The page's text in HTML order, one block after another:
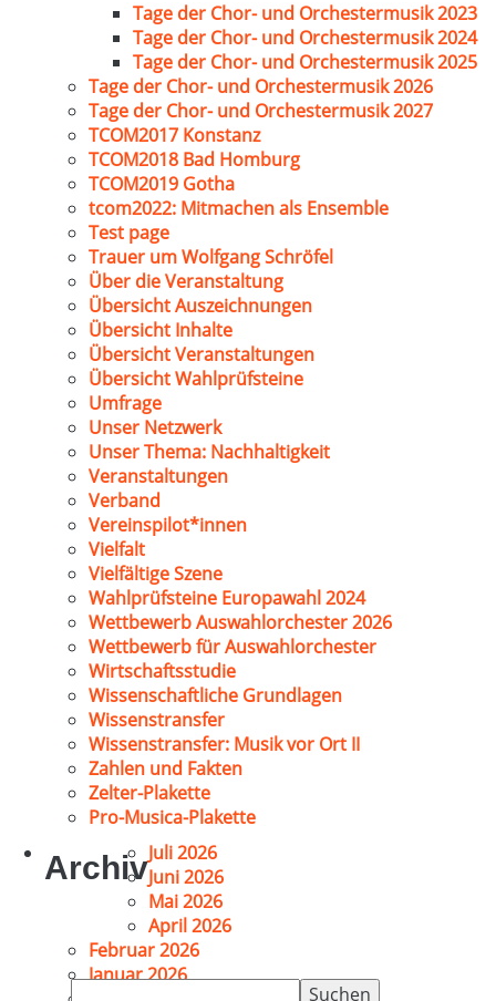
Tage der Chor- und Orchestermusik 2023
Tage der Chor- und Orchestermusik 2024
Tage der Chor- und Orchestermusik 2025
Tage der Chor- und Orchestermusik 2026
Tage der Chor- und Orchestermusik 2027
TCOM2017 Konstanz
TCOM2018 Bad Homburg
TCOM2019 Gotha
tcom2022: Mitmachen als Ensemble
Test page
Trauer um Wolfgang Schröfel
Über die Veranstaltung
Übersicht Auszeichnungen
Übersicht Inhalte
Übersicht Veranstaltungen
Übersicht Wahlprüfsteine
Umfrage
Unser Netzwerk
Unser Thema: Nachhaltigkeit
Veranstaltungen
Verband
Vereinspilot*innen
Vielfalt
Vielfältige Szene
Wahlprüfsteine Europawahl 2024
Wettbewerb Auswahlorchester 2026
Wettbewerb für Auswahlorchester
Wirtschaftsstudie
Wissenschaftliche Grundlagen
Wissenstransfer
Wissenstransfer: Musik vor Ort II
Zahlen und Fakten
Zelter-Plakette
Pro-Musica-Plakette
ArchivJuli 2026
Juni 2026
Mai 2026
April 2026
Februar 2026
Januar 2026